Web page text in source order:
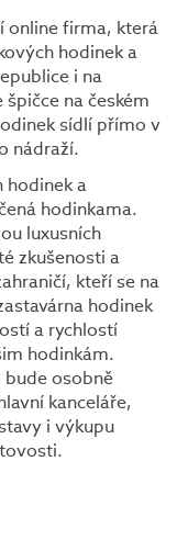
online firma, která
hodinek a
i na
na českém
sídlí přímo v
nádraží.
hodinek a
hodinkama.
luxusních
zkušenosti a
kteří se na
hodinek
a rychlostí
hodinkám.
bude osobně
kanceláře,
i výkupu
a v hotovosti.